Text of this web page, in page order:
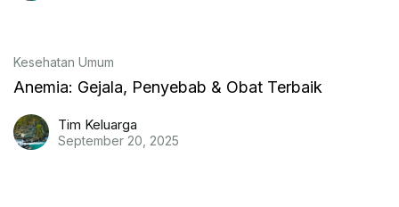
Kesehatan Umum
Anemia: Gejala, Penyebab & Obat Terbaik
Tim Keluarga
September 20, 2025